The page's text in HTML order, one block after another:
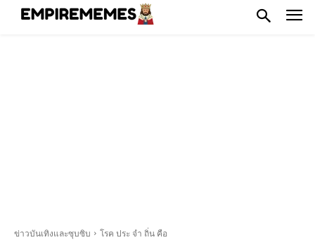
ข่าวบันเทิงและซุบซิบ โรค ประ จํา ถิ่น คือ